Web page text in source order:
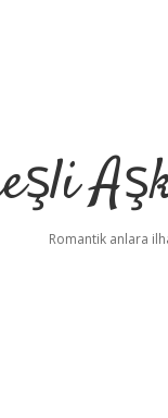
Romantik anlara